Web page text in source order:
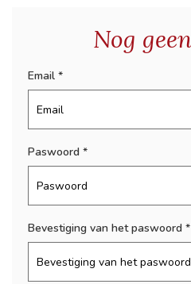
Nog
Email
Paswoord
Bevestiging van het paswoord